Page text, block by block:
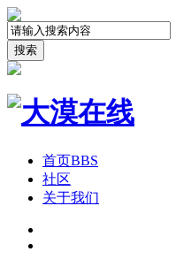
搜索
首页BBS
社区
关于我们